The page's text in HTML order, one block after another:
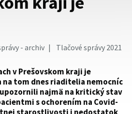
stránku. Zabezpečená stránka
názvom domény webového sídla.
- archiv Tlačové správy 2021
v Prešovskom kraji je
na tom dnes riaditelia nemocníc
najmä na kritický stav
s ochorením na Covid-